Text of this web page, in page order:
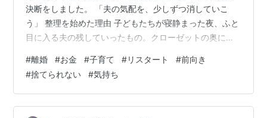
決断をしました。 「夫の気配を、少しずつ消していこ
う」 整理を始めた理由 子どもたちが寝静まった夜、ふと
目に入る夫の残していったもの。クローゼットの奥にあ
彼が読んでいた本。日常のあちこちに、まだ彼の痕跡が
残っていました。 前を向いて進まなければと思う一方
で、これらを目にするたびに胸が締め付けられる。子育
てに追われる日中は気を紛らわせることができても、静
#離婚 #お金 #子育て #リスタート #前向き
#捨てられない #気持ち